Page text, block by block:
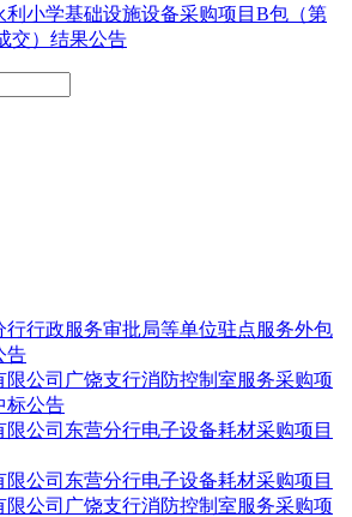
利小学基础设施设备采购项目B包（第
交）结果公告
行行政服务审批局等单位驻点服务外包
告
限公司广饶支行消防控制室服务采购项
标公告
公司东营分行电子设备耗材采购项目
公司东营分行电子设备耗材采购项目
限公司广饶支行消防控制室服务采购项